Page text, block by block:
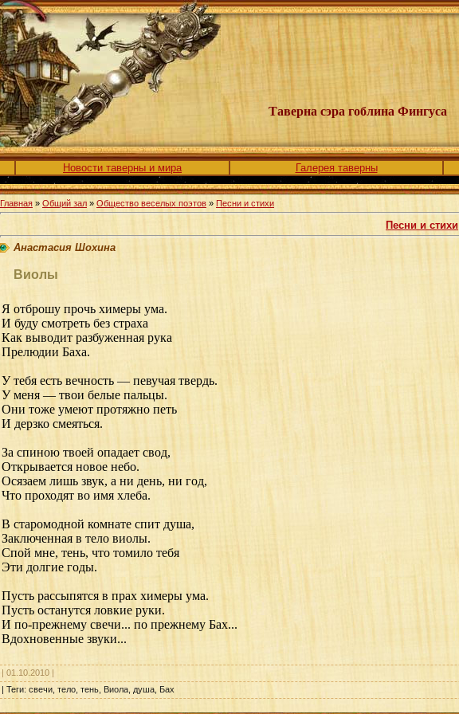
Таверна сэра гоблина Фингуса
Новости таверны и мира Галерея таверны
Главная » Общий зал » Общество веселых поэтов » Песни и стихи
Песни и стихи
Анастасия Шохина
Виолы
Я отброшу прочь химеры ума.
И буду смотреть без страха
Как выводит разбуженная рука
Прелюдии Баха.
У тебя есть вечность — певучая твердь.
У меня — твои белые пальцы.
Они тоже умеют протяжно петь
И дерзко смеяться.
За спиною твоей опадает свод,
Открывается новое небо.
Осязаем лишь звук, а ни день, ни год,
Что проходят во имя хлеба.
В старомодной комнате спит душа,
Заключенная в тело виолы.
Спой мне, тень, что томило тебя
Эти долгие годы.
Пусть рассыпятся в прах химеры ума.
Пусть останутся ловкие руки.
И по-прежнему свечи... по прежнему Бах...
Вдохновенные звуки...
| 01.10.2010 |
| Теги: свечи, тело, тень, Виола, душа, Бах